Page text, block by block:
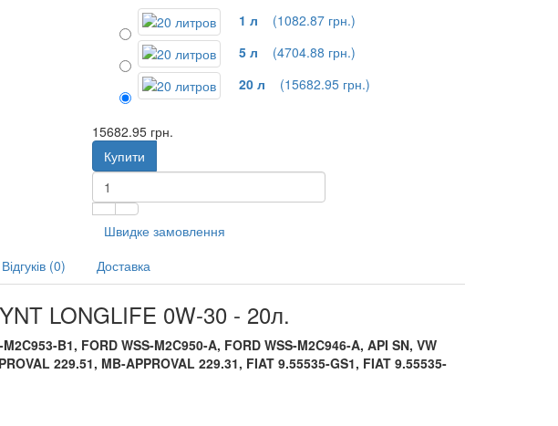
1 л (1082.87 грн.)
5 л (4704.88 грн.)
20 л (15682.95 грн.)
15682.95 грн.
Купити
Швидке замовлення
Відгуків (0) Доставка
LONGLIFE 0W-30 - 20л.
B1, FORD WSS-M2C950-A, FORD WSS-M2C946-A, API SN, VW
229.51, MB-APPROVAL 229.31, FIAT 9.55535-GS1, FIAT 9.55535-